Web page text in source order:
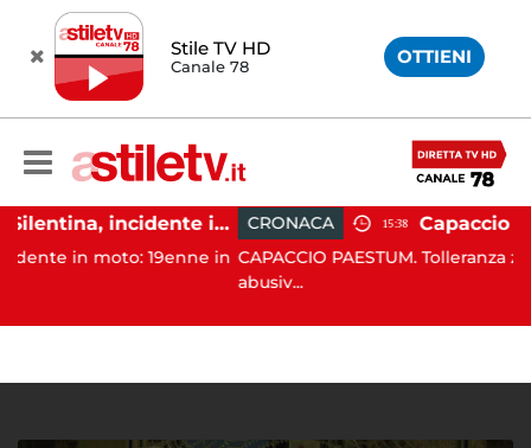
Stile TV HD
Canale 78 OTTIENI
Altavilla Silentina, incidente in moto nella notte: 19enne in prognosi riservata
moto: 19enne in
CRONACA 15:38
CAPACCIO PAESTUM. Tolleranza zero